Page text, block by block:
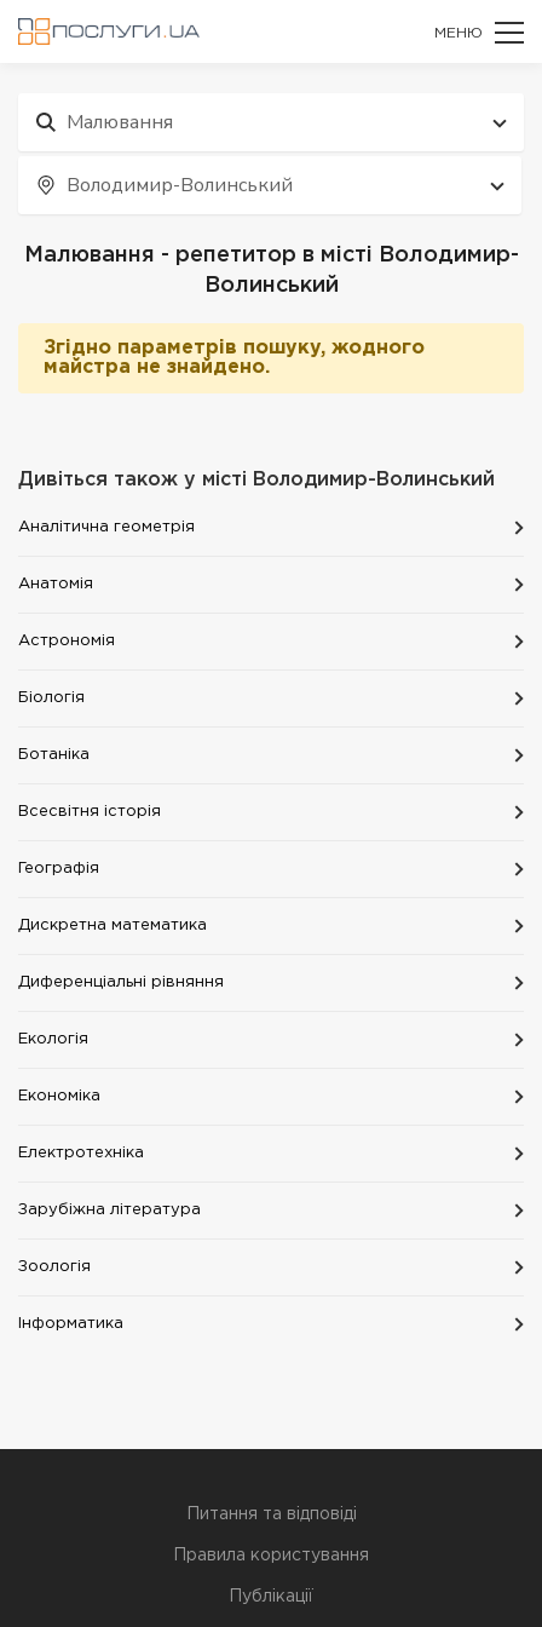
МЕНЮ
Малювання
Володимир-Волинський
Малювання - репетитор в місті Володимир-
Волинський
Згідно параметрів пошуку, жодного
майстра не знайдено.
Дивіться також у місті Володимир-Волинський
Аналітична геометрія
Анатомія
Астрономія
Біологія
Ботаніка
Всесвітня історія
Географія
Дискретна математика
Диференціальні рівняння
Екологія
Економіка
Електротехніка
Зарубіжна література
Зоологія
Інформатика
Питання та відповіді
Правила користування
Публікації